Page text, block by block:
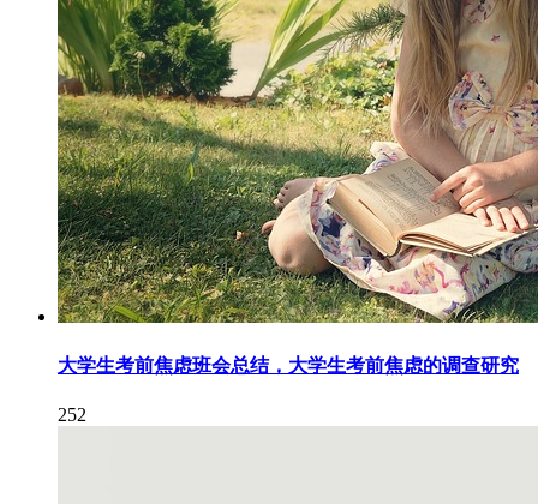
大学生考前焦虑班会总结，大学生考前焦虑的调查研究
252